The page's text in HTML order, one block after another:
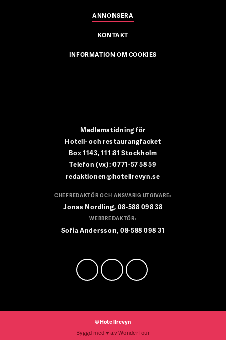
ANNONSERA
KONTAKT
INFORMATION OM COOKIES
Medlemstidning för
Hotell- och restaurangfacket
Box 1143, 111 81 Stockholm
Telefon (vx): 0771-57 58 59
redaktionen@hotellrevyn.se
CHEFREDAKTÖR OCH ANSVARIG UTGIVARE:
Jonas Nordling, 08-588 098 38
WEBBREDAKTÖR:
Sofia Andersson, 08-588 098 31
©Hotellrevyn
Byggd med ♥ avWonderFour